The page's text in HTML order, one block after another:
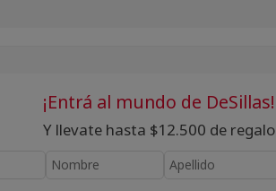
¡Entrá al mundo de DeSillas!
Y llevate hasta $12.500 de regalo